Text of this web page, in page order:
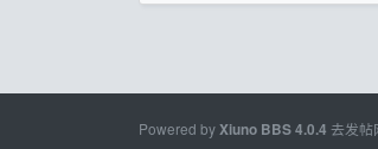
Powered byXiuno BBS4.0.4 去发帖